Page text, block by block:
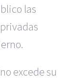
las
excede su